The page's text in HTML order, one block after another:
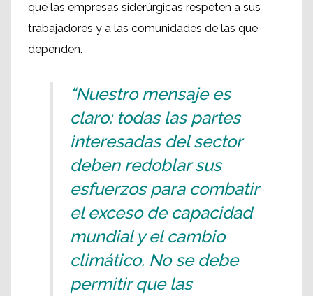
que las empresas siderúrgicas respeten a sus
trabajadores y a las comunidades de las que
dependen.
“Nuestro mensaje es
claro: todas las partes
interesadas del sector
deben redoblar sus
esfuerzos para combatir
el exceso de capacidad
mundial y el cambio
climático. No se debe
permitir que las